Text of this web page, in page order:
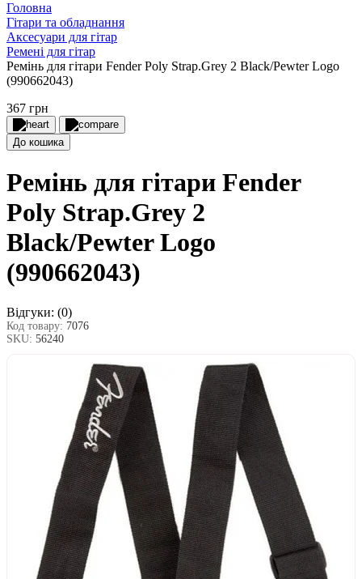
Головна
Гітари та обладнання
Аксесуари для гітар
Ремені для гітар
Ремінь для гітари Fender Poly Strap.Grey 2 Black/Pewter Logo
(990662043)
367 грн
До кошика
Ремінь для гітари Fender
Poly Strap.Grey 2
Black/Pewter Logo
(990662043)
Відгуки: (0)
Код товару: 7076
SKU: 56240